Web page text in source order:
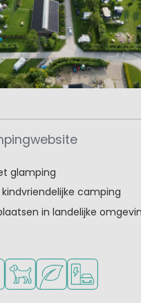
glamping
camping
in landelijke
jonge kinderen
om te sporten
Huisdieren toegestaan
Groene ligging
Laadpaal